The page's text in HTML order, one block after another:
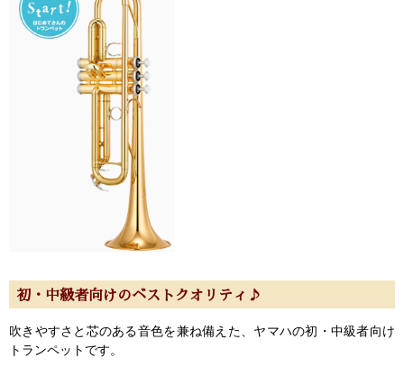
初・中級者向けのベストクオリティ♪
吹きやすさと芯のある音色を兼ね備えた、ヤマハの初・中級者向け
トランペットです。